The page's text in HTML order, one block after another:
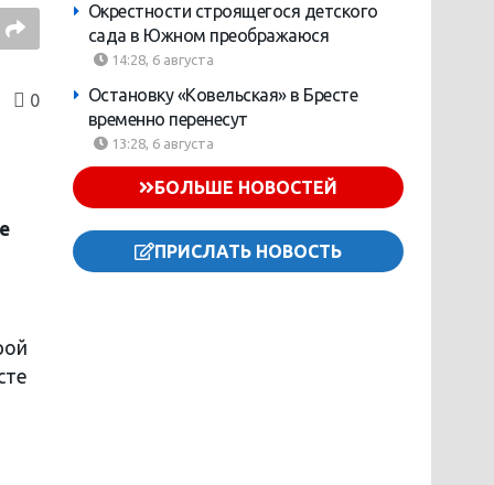
0
Окрестности строящегося детского
сада в Южном преображаюся
14:28, 6 августа
Остановку «Ковельская» в Бресте
временно перенесут
13:28, 6 августа
БОЛЬШЕ НОВОСТЕЙ
ПРИСЛАТЬ НОВОСТЬ